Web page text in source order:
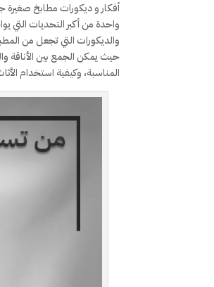
أفكار و ديكورات مطابخ صغيرة
واحدة من أكبر التحديات التي
والديكورات التي تجعل من
حيث يمكن الجمع بين الأناقة
المناسبة، وكيفية استخدام